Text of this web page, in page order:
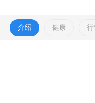
介绍 健康 行